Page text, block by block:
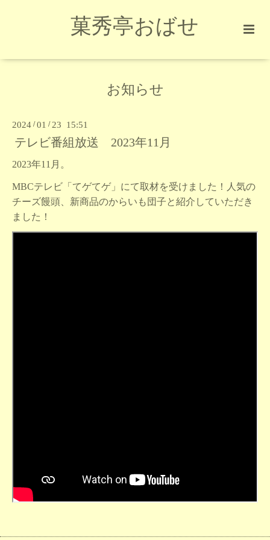
菓秀亭おばせ
お知らせ
2024 /01 / 23 15:51
テレビ番組放送 2023年11月
2023年11月。
MBCテレビ「てゲてゲ」にて取材を受けました！人気の
チーズ饅頭、新商品のからいも団子と紹介していただき
ました！